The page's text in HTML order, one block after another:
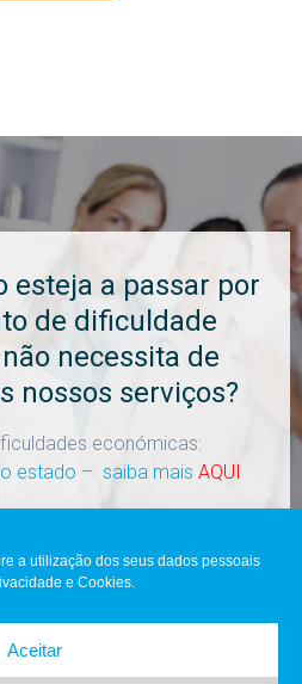
a utilização dos seus dados pessoais
e Cookies.
Aceitar
esteja a passar por
de dificuldade
necessita de
nossos serviços?
económicas:
estado – saiba mais AQUI
direitos reservados
|Resolução de conflitos